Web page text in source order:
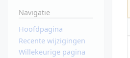
Navigatie
Hoofdpagina
Recente wijzigingen
Willekeurige pagina